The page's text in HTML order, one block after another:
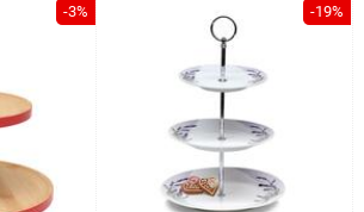
-3% -19%